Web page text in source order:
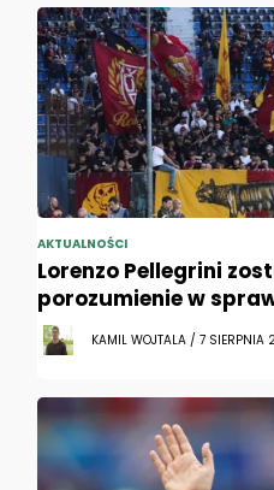
AKTUALNOŚCI
Lorenzo Pellegrini
porozumienie w
KAMIL WOJTALA / 7 SIERPNIA